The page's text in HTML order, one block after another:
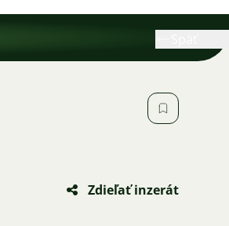
Zdieľať inzerát